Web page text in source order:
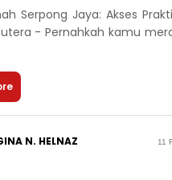
Serpong Jaya: Akses
- Pernahkah kamu
N. HELNAZ 11